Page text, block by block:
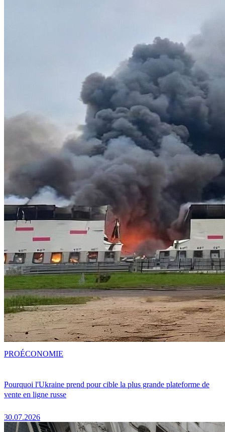
Pourquoi l'Ukraine prend pour cible la plus grande plateforme de
vente en ligne russe
30.07.2026
PROÉCONOMIE